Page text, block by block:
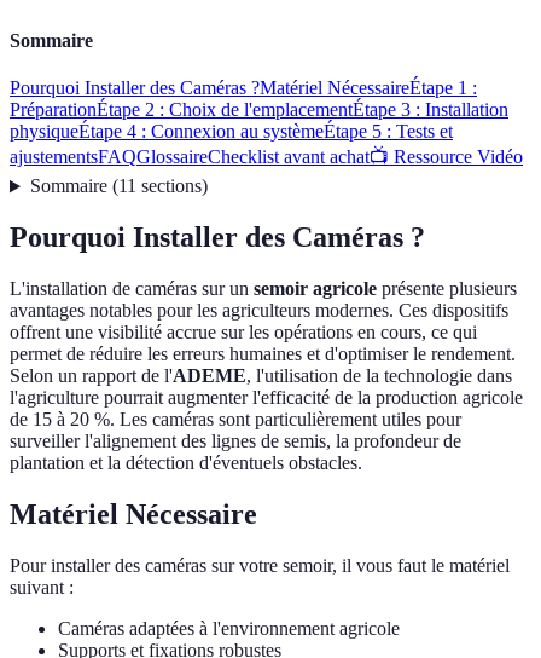
Sommaire
Pourquoi Installer des Caméras ?Matériel NécessaireÉtape 1 :
PréparationÉtape 2 : Choix de l'emplacementÉtape 3 : Installation
physiqueÉtape 4 : Connexion au systèmeÉtape 5 : Tests et
ajustementsFAQGlossaireChecklist avant achat📺 Ressource Vidéo
Sommaire(11 sections)
Pourquoi Installer des Caméras ?
L'installation de caméras sur un semoir agricole présente plusieurs
avantages notables pour les agriculteurs modernes. Ces dispositifs
offrent une visibilité accrue sur les opérations en cours, ce qui
permet de réduire les erreurs humaines et d'optimiser le rendement.
Selon un rapport de l'ADEME, l'utilisation de la technologie dans
l'agriculture pourrait augmenter l'efficacité de la production agricole
de 15 à 20 %. Les caméras sont particulièrement utiles pour
surveiller l'alignement des lignes de semis, la profondeur de
plantation et la détection d'éventuels obstacles.
Matériel Nécessaire
Pour installer des caméras sur votre semoir, il vous faut le matériel
suivant :
Caméras adaptées à l'environnement agricole
Supports et fixations robustes